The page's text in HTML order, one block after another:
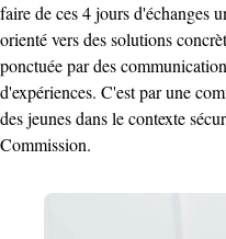
faire de ces 4 jours d'échanges
orienté vers des solutions
ponctuée par des
d'expériences. ‎C'est par une
des jeunes dans le contexte
Commission. ‎